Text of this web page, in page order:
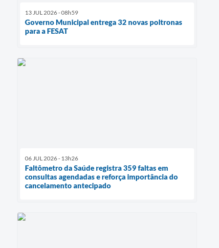
13 JUL 2026 - 08h59
Governo Municipal entrega 32 novas poltronas
para a FESAT
06 JUL 2026 - 13h26
Faltômetro da Saúde registra 359 faltas em
consultas agendadas e reforça importância do
cancelamento antecipado